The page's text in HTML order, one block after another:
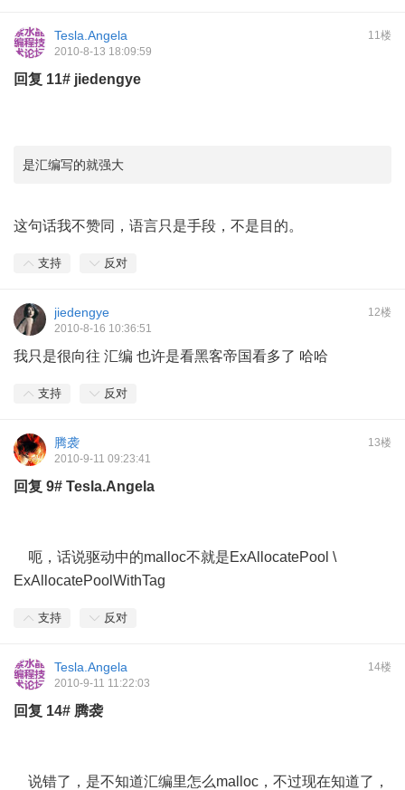
11楼
Tesla.Angela
2010-8-13 18:09:59
回复 11# jiedengye
是汇编写的就强大
这句话我不赞同，语言只是手段，不是目的。
支持 反对
12楼
jiedengye
2010-8-16 10:36:51
我只是很向往 汇编 也许是看黑客帝国看多了 哈哈
支持 反对
13楼
腾袭
2010-9-11 09:23:41
回复 9# Tesla.Angela
呃，话说驱动中的malloc不就是ExAllocatePool \
ExAllocatePoolWithTag
支持 反对
14楼
Tesla.Angela
2010-9-11 11:22:03
回复 14# 腾袭
说错了，是不知道汇编里怎么malloc，不过现在知道了，